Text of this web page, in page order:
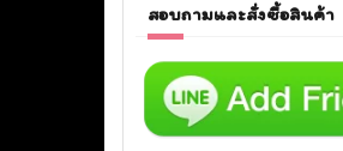
สอบถามและสั่งซื้อสินค้า